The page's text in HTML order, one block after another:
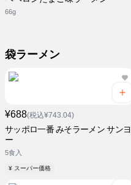
66g
袋ラーメン
¥688(税込¥743.04)
サッポロ一番 みそラーメン サンヨ
ー
5食入
¥ スーパー価格